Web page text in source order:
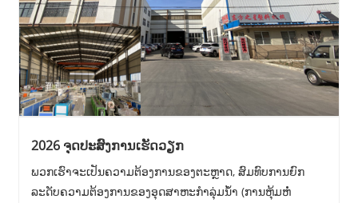
2026 ຈຸດປະສົງການເຮັດວຽກ
ພວກເຮົາຈະເປັນຄວາມຕ້ອງການຂອງຕະຫຼາດ, ສົມທົບການຍົກ
ລະດັບຄວາມຕ້ອງການຂອງອຸດສາຫະກໍາລຸ່ມນ້ໍາ (ການຫຸ້ມຫໍ່